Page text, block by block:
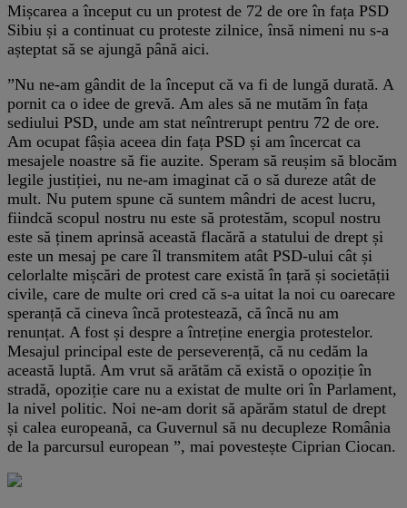
Mișcarea a început cu un protest de 72 de ore în fața PSD
Sibiu și a continuat cu proteste zilnice, însă nimeni nu s-a
așteptat să se ajungă până aici.
”Nu ne-am gândit de la început că va fi de lungă durată. A
pornit ca o idee de grevă. Am ales să ne mutăm în fața
sediului PSD, unde am stat neîntrerupt pentru 72 de ore.
Am ocupat fâșia aceea din fața PSD și am încercat ca
mesajele noastre să fie auzite. Speram să reușim să blocăm
legile justiției, nu ne-am imaginat că o să dureze atât de
mult. Nu putem spune că suntem mândri de acest lucru,
fiindcă scopul nostru nu este să protestăm, scopul nostru
este să ținem aprinsă această flacără a statului de drept și
este un mesaj pe care îl transmitem atât PSD-ului cât și
celorlalte mișcări de protest care există în țară și societății
civile, care de multe ori cred că s-a uitat la noi cu oarecare
speranță că cineva încă protestează, că încă nu am
renunțat. A fost și despre a întreține energia protestelor.
Mesajul principal este de perseverență, că nu cedăm la
această luptă. Am vrut să arătăm că există o opoziție în
stradă, opoziție care nu a existat de multe ori în Parlament,
la nivel politic. Noi ne-am dorit să apărăm statul de drept
și calea europeană, ca Guvernul să nu decupleze România
de la parcursul european ”, mai povestește Ciprian Ciocan.